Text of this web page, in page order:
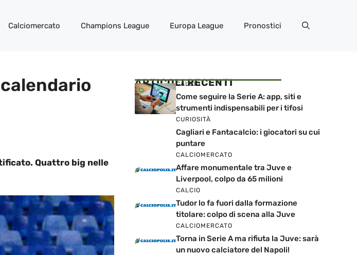
Calciomercato Champions League Europa League Pronostici
Quattro big nelle
ARTICOLI RECENTI
CALCIO
Come seguire la Serie A: app, siti e
strumenti indispensabili per i tifosi
CURIOSITÀ
Cagliari e Fantacalcio: i giocatori su cui
puntare
CALCIOMERCATO
Affare monumentale tra Juve e
Liverpool, colpo da 65 milioni
CALCIO
Tudor lo fa fuori dalla formazione
titolare: colpo di scena alla Juve
CALCIOMERCATO
Torna in Serie A ma rifiuta la Juve: sarà
un nuovo calciatore del Napoli!